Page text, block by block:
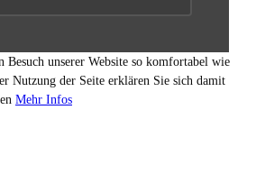
Besuch unserer Website so komfortabel wie
Nutzung der Seite erklären Sie sich damit
Mehr Infos